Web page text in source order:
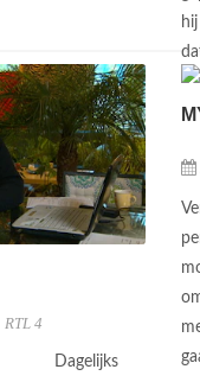
RTL 4
Dagelijks